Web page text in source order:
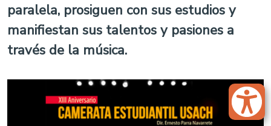
paralela, prosiguen con sus estudios y
manifiestan sus talentos y pasiones a
través de la música.